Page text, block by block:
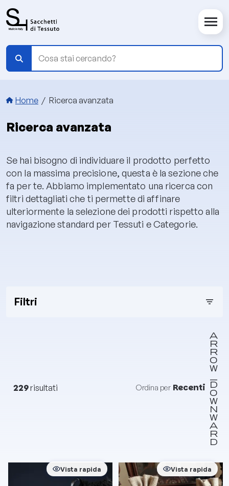
Briciole di pane
Home Ricerca avanzata
Ricerca avanzata
Se hai bisogno di individuare il prodotto perfetto
con la massima precisione, questa è la sezione che
fa per te. Abbiamo implementato una ricerca con
filtri dettagliati che ti permette di affinare
ulteriormente la selezione dei prodotti rispetto alla
navigazione standard per Tessuti e Categorie.
Filtri filter_list
229risultati Ordina per Recenti
Vista rapida Vista rapida